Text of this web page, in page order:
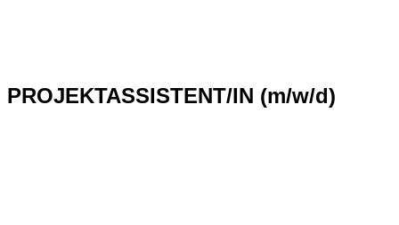
PROJEKTASSISTENT/IN (m/w/d)